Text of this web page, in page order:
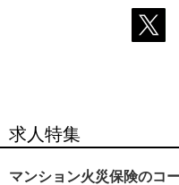
求人特集
マンション火災保険のコ